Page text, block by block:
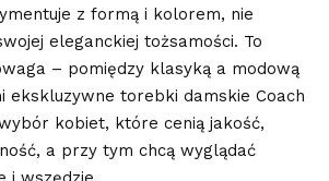
z formą i kolorem, nie
eleganckiej tożsamości. To
– pomiędzy klasyką a modową
ekskluzywne torebki damskie Coach
kobiet, które cenią jakość,
a przy tym chcą wyglądać